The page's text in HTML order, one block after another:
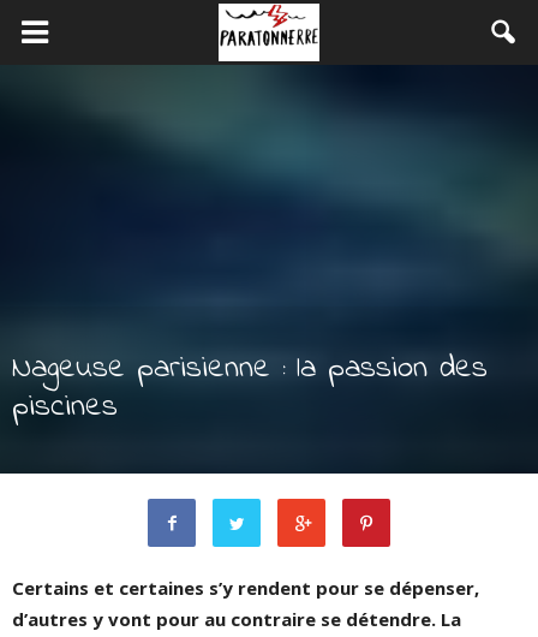
Nageuse parisienne : la passion des
piscines
Certains et certaines s’y rendent pour se dépenser,
d’autres y vont pour au contraire se détendre. La